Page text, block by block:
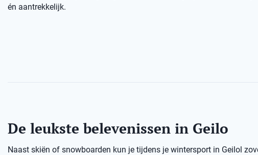
én aantrekkelijk.
De leukste belevenissen in Geilo
Naast skiën of snowboarden kun je tijdens je wintersport in Geilol